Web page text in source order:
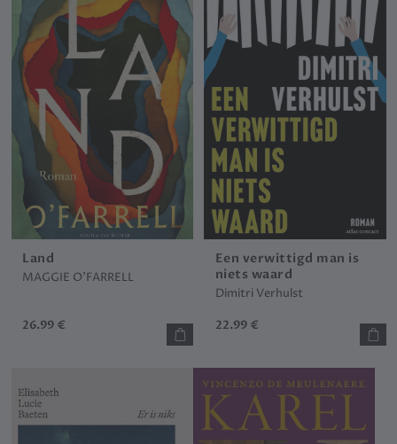
Land
MAGGIE O'FARRELL
26.99 €
Een verwittigd man is
niets waard
Dimitri Verhulst
22.99 €